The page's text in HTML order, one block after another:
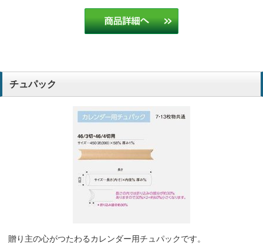
チュパック
贈り主の心がつたわるカレンダー用チュパックです。